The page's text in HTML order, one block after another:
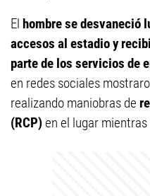
El hombre se desvaneció
accesos al estadio y
parte de los servicios de
en redes sociales
realizando maniobras de
(RCP)en el lugar